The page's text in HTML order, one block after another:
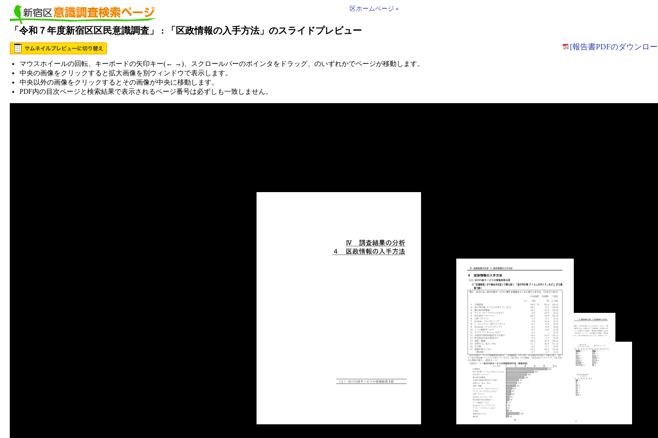
区ホームページ »
「令和７年度新宿区区民意識調査」 : 「区政情報の入手方法」のスライドプレビュー
[報告書PDFのダウンロ
マウスホイールの回転、キーボードの矢印キー(← →)、スクロールバーのポインタをドラッグ、のいずれかでページが移動します。
中央の画像をクリックすると拡大画像を別ウィンドウで表示します。
中央以外の画像をクリックするとその画像が中央に移動します。
PDF内の目次ページと検索結果で表示されるページ番号は必ずしも一致しません。